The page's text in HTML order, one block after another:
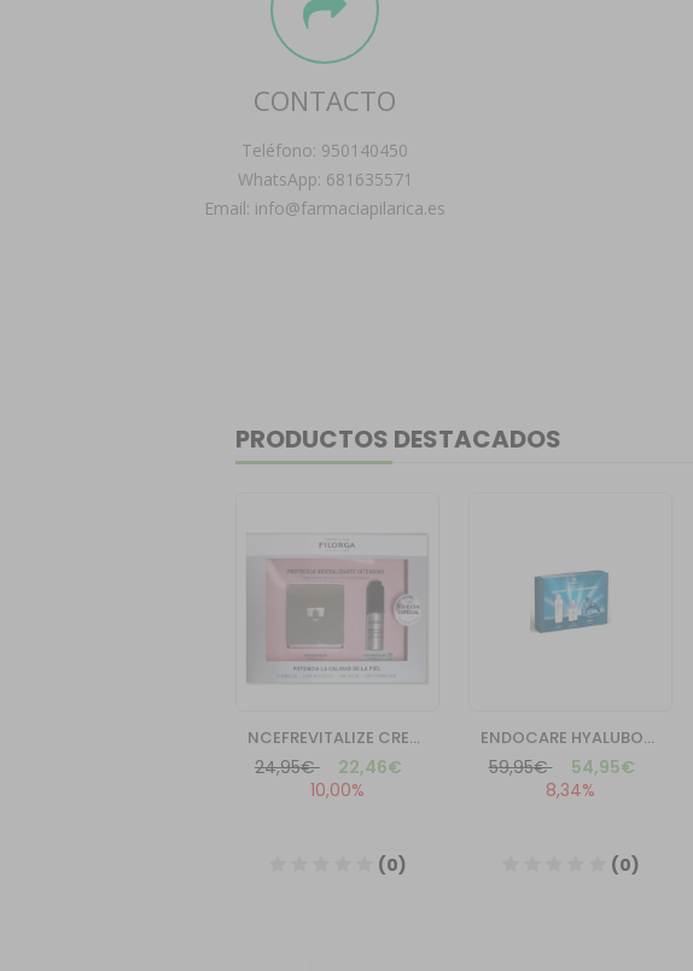
CONTACTO
Teléfono: 950140450
WhatsApp: 681635571
Email: info@farmaciapilarica.es